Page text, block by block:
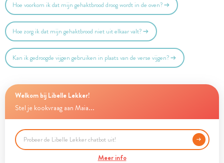
Hoe voorkom ik dat mijn gehaktbrood droog wordt in de oven?
Hoe zorg ik dat mijn gehaktbrood niet uit elkaar valt?
Kan ik gedroogde vijgen gebruiken in plaats van de verse vijgen?
Welkom bij Libelle Lekker!
Stel je kookvraag aan Maia...
Meer info